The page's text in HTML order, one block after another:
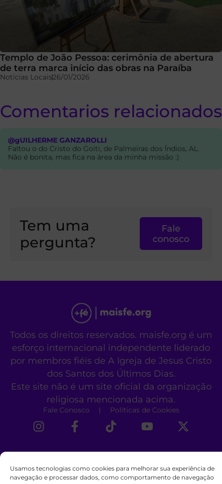
Usamos tecnologias como cookies para melhorar sua experiência de
navegação e processar dados, como comportamento de navegação
Templo de João Pessoa: cerimônia de abertura
de terra marca início das obras na Paraíba
Notícias Locais26/01/2026
Comentarios relacionados
@gUILHERME GANZAROLLI
Faltou o do Cristo do Goiti, de Palmeiras dos Índios, AL.
Não é bonita, mas fica na área da minha missão :)
Tem uma
pergunta?
Fale
conosco
Todos os direitos reservados. maisfe.org é um
esforço internacional independente liderado
por membros fiéis de A Igreja de Jesus Cristo
dos Santos dos Últimos Dias.
Este site não é um site oficial da organização
religiosa mencionada acima.
Fale Conosco Políticas de Cookies